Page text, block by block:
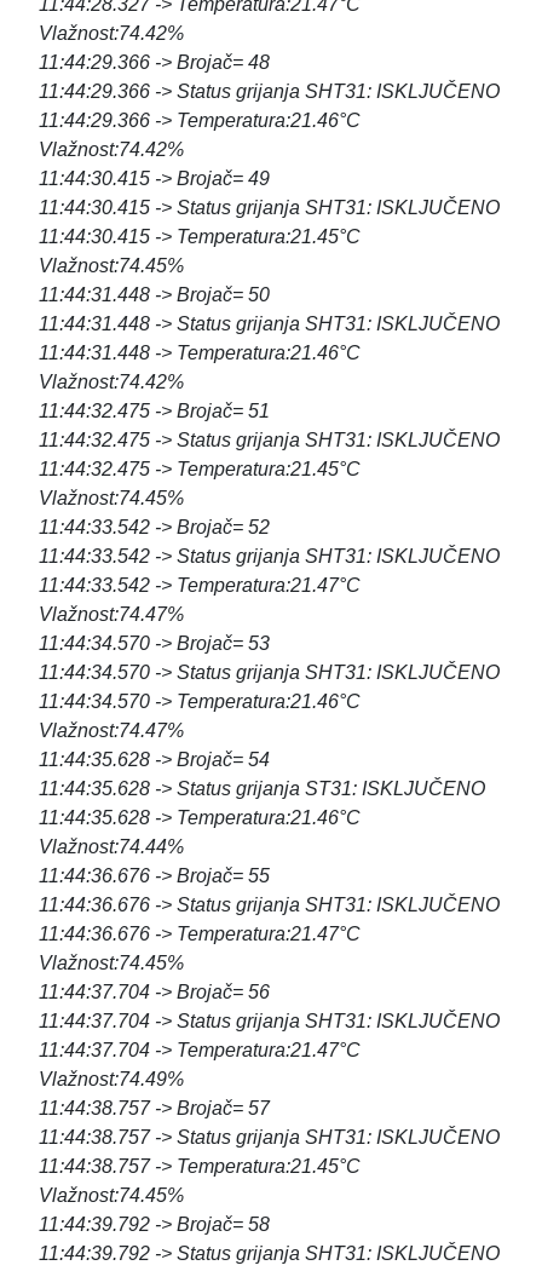
11:44:28.327 -> Temperatura:21.47°C
Vlažnost:74.42%
11:44:29.366 -> Brojač= 48
11:44:29.366 -> Status grijanja SHT31: ISKLJUČENO
11:44:29.366 -> Temperatura:21.46°C
Vlažnost:74.42%
11:44:30.415 -> Brojač= 49
11:44:30.415 -> Status grijanja SHT31: ISKLJUČENO
11:44:30.415 -> Temperatura:21.45°C
Vlažnost:74.45%
11:44:31.448 -> Brojač= 50
11:44:31.448 -> Status grijanja SHT31: ISKLJUČENO
11:44:31.448 -> Temperatura:21.46°C
Vlažnost:74.42%
11:44:32.475 -> Brojač= 51
11:44:32.475 -> Status grijanja SHT31: ISKLJUČENO
11:44:32.475 -> Temperatura:21.45°C
Vlažnost:74.45%
11:44:33.542 -> Brojač= 52
11:44:33.542 -> Status grijanja SHT31: ISKLJUČENO
11:44:33.542 -> Temperatura:21.47°C
Vlažnost:74.47%
11:44:34.570 -> Brojač= 53
11:44:34.570 -> Status grijanja SHT31: ISKLJUČENO
11:44:34.570 -> Temperatura:21.46°C
Vlažnost:74.47%
11:44:35.628 -> Brojač= 54
11:44:35.628 -> Status grijanja ST31: ISKLJUČENO
11:44:35.628 -> Temperatura:21.46°C
Vlažnost:74.44%
11:44:36.676 -> Brojač= 55
11:44:36.676 -> Status grijanja SHT31: ISKLJUČENO
11:44:36.676 -> Temperatura:21.47°C
Vlažnost:74.45%
11:44:37.704 -> Brojač= 56
11:44:37.704 -> Status grijanja SHT31: ISKLJUČENO
11:44:37.704 -> Temperatura:21.47°C
Vlažnost:74.49%
11:44:38.757 -> Brojač= 57
11:44:38.757 -> Status grijanja SHT31: ISKLJUČENO
11:44:38.757 -> Temperatura:21.45°C
Vlažnost:74.45%
11:44:39.792 -> Brojač= 58
11:44:39.792 -> Status grijanja SHT31: ISKLJUČENO